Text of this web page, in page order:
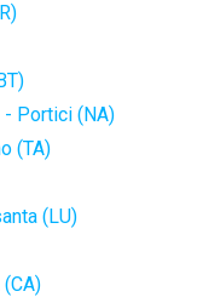
- Portici (NA)
(TA)
(LU)